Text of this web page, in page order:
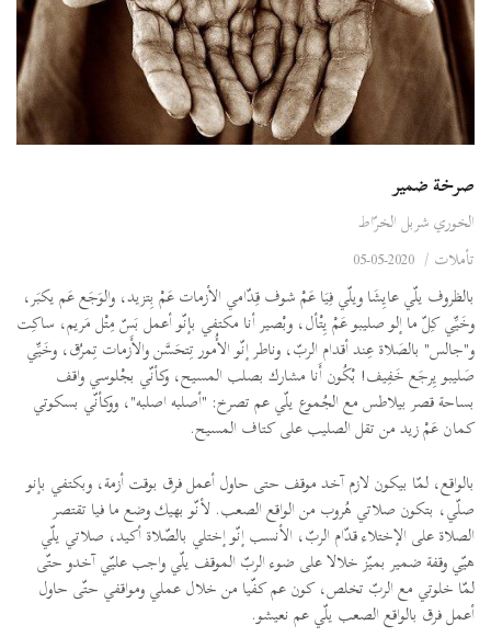
صرخة ضمير
الخوري شربل الخرّاط
تأملات /
بالظروف يلّي عايِشَا ويلّي فِيَا عَمْ شوف قِدّامي الأزمات عَمْ بِتزيد، والوَجَع عَم يكبَر،
وخَيِّي كِلّ ما إلو صليبو عَمْ يِتْأل، وبْصير أنا مكتفي بإنّو أعمل بَسّ مِتْل مَريم، ساكِت
و"جالس" بالصَلاة عِند أقدام الربّ، وناطر إنّو الأُمور تِتحَسَّن والأَزمات تِمرُق، وخَيِّي
صَليبو يِرجَع خَفِيف! بْكُون أَنا مشارك بصلب المسيح، وكأنّي بجْلوسي واقف
بساحة قصر بيلاطس مع الجُموع يلّي عم تصرخ: "أصلبه اصلبه"، ووكأنّي بسكوتي
كمان عَمْ زيد من تقل الصليب على كتاف المسيح.
بالواقع، لمّا بيكون لازم آخد موقف حتى حاول أعمل فرق بوقت أزمة، وبكتفي بإنو
صلّي، بتكون صلاتي هُروب من الواقع الصعب. لأنّو بهيك وضع ما فيا تقتصر
الصلاة على الإختلاء قدّام الربّ، الأنسب إنّو إختلي بالصّلاة أكيد، صلاتي يلّي
هيّي وقفة ضمير بميّز خلالا على ضوء الربّ الموقف يلّي واجب عليّي آخدو حتّى
لمّا خلوتي مع الربّ تخلص، كون عم كفّيا من خلال عملي ومواقفي حتّى حاول
أعمل فرق بالواقع الصعب يلّي عم نعيشو.